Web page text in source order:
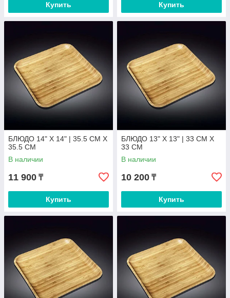
Купить Купить
БЛЮДО 14" X 14" | 35.5 CM X
35.5 CM
В наличии
11 900 ₸
Купить
БЛЮДО 13" X 13" | 33 CM X
33 CM
В наличии
10 200 ₸
Купить